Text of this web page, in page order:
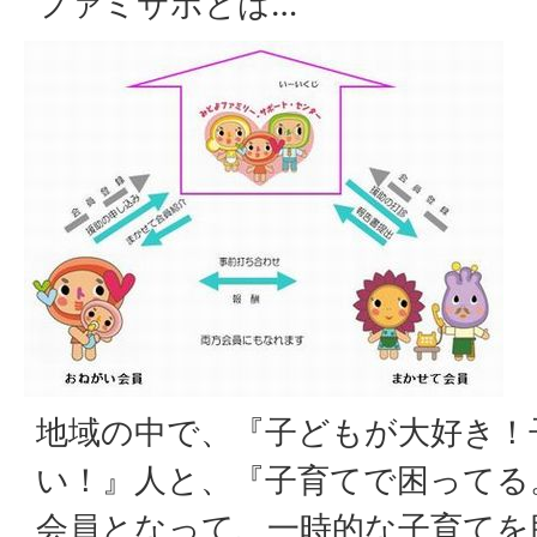
地域の中で、『子どもが大好き
い！』人と、『子育てで困って
会員となって、一時的な子育て